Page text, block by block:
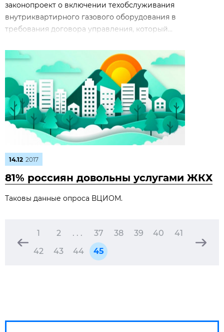
законопроект о включении техобслуживания
внутриквартирного газового оборудования в
требования договора управления, который...
14.12 2017
81% россиян довольны услугами ЖКХ
Таковы данные опроса ВЦИОМ.
1 2 . . . 37 38 39 40
41
42
43 44 45